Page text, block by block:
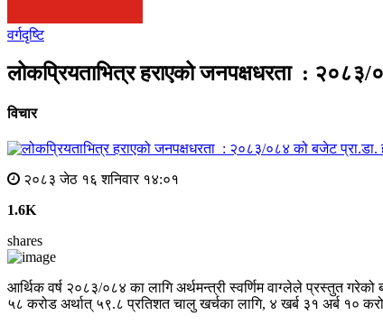
वर्गदृष्टि
लोकप्रियताभित्र हराएको जनपक्षधरता :
विचार
२०८३ जेठ १६ शनिवार १४:०१
1.6K
shares
आर्थिक वर्ष २०८३/०८४ का लागि अर्थमन्त्री स्वर्णिम वाग्लेले प्रस्तुत
५८ करोड अर्थात् ५९.८ प्रतिशत चालु खर्चका लागि, ४ खर्ब ३१ अर्ब १०